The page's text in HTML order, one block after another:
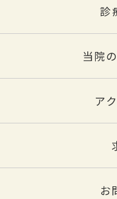
診
当院
ア
お